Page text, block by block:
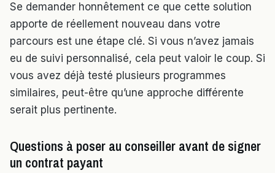
Se demander honnêtement ce que cette solution
apporte de réellement nouveau dans votre
parcours est une étape clé. Si vous n’avez jamais
eu de suivi personnalisé, cela peut valoir le coup. Si
vous avez déjà testé plusieurs programmes
similaires, peut-être qu’une approche différente
serait plus pertinente.
Questions à poser au conseiller avant de signer
un contrat payant